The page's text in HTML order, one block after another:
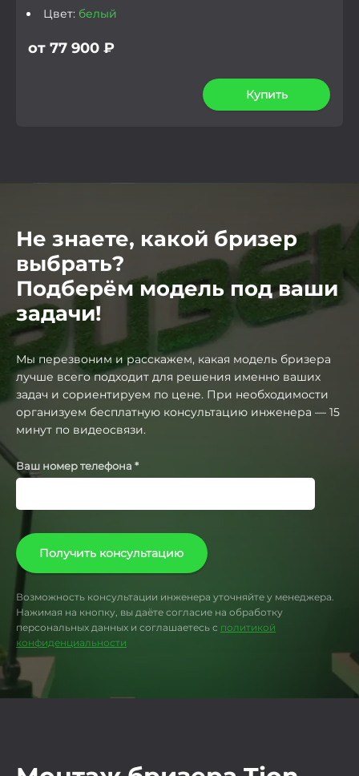
Цвет: белый
от 77 900 ₽
Купить
Не знаете, какой бризер
выбрать?
Подберём модель под ваши
задачи!
Мы перезвоним и расскажем, какая модель бризера
лучше всего подходит для решения именно ваших
задач и сориентируем по цене. При необходимости
организуем бесплатную консультацию инженера — 15
минут по видеосвязи.
Ваш номер телефона *
Получить консультацию
Возможность консультации инженера уточняйте у менеджера.
Нажимая на кнопку, вы даёте согласие на обработку
персональных данных и соглашаетесь с политикой
конфиденциальности